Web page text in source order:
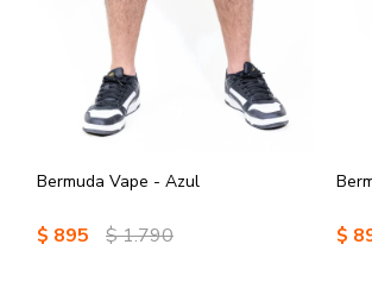
Bermuda Vape - Azul
$ 895 $1.790 $